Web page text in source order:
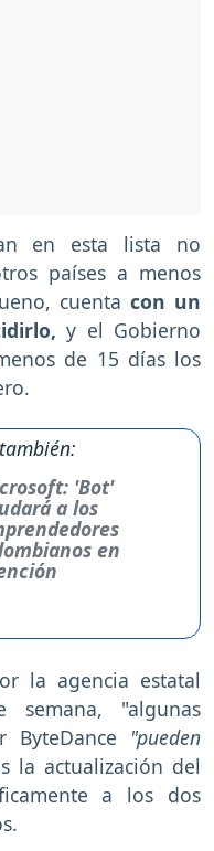
en esta lista no
países a menos
cuenta con un
y el Gobierno
de 15 días los
'Bot'
a los
en
la agencia estatal
"algunas
ByteDance "pueden
la actualización del
a los dos